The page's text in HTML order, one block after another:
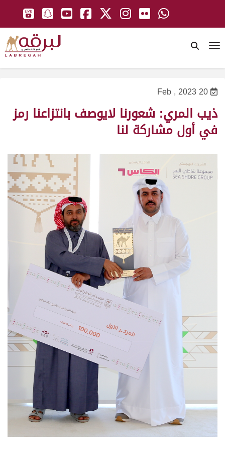
20 Feb , 2023
ذيب المري: شعورنا لايوصف بانتزاعنا رمز
في أول مشاركة لنا